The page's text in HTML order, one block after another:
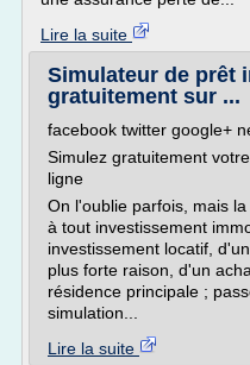
Lire la suite
Simulateur de prêt
gratuitement sur ...
facebook twitter google+
Simulez gratuitement
ligne
On l'oublie parfois, mais
à tout investissement
investissement locatif,
plus forte raison, d'un
résidence principale ;
simulation...
Lire la suite